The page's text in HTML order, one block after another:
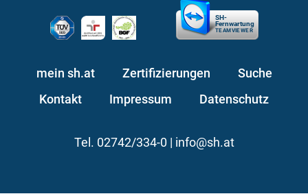
SH-
Fernwartung
TEAMVIEWER
mein sh.at Zertifizierungen
Suche
Kontakt
Impressum Datenschutz
Tel. 02742/334-0 | info@sh.at